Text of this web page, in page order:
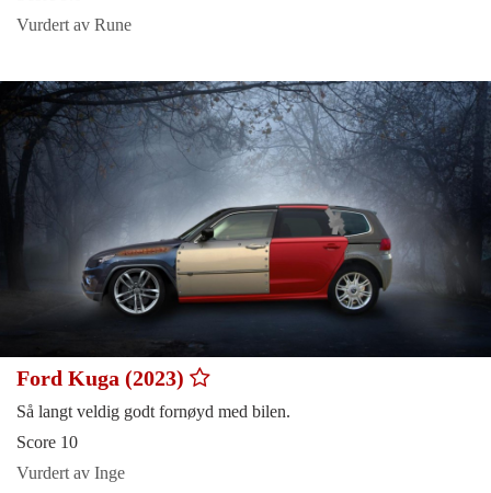
Vurdert av Rune
Ford Kuga (2023)
Så langt veldig godt fornøyd med bilen.
Score 10
Vurdert av Inge